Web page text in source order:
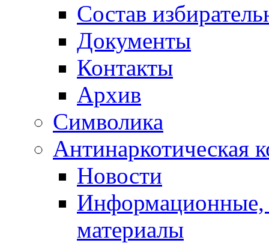
Состав
Документы
Контакты
Архив
Символика
Антинаркотическая
Новости
Информационные,
материалы